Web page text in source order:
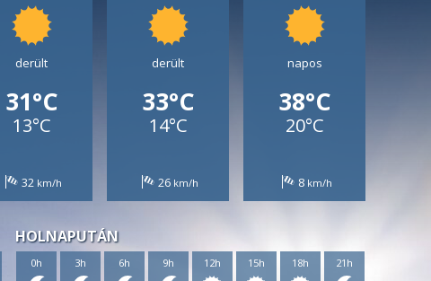
derült
31°C
13°C
32
derült
33°C
14°C
26
napos
38°C
20°C
8
HOLNAPUTÁN
0h 3h 6h 9h 12h 15h 18h 21h